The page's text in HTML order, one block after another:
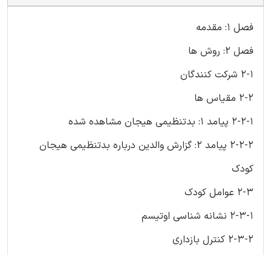
فصل 1: مقدمه
فصل 2: روش ها
2-1 شرکت کنندگان
2-2 مقیاس ها
2-2-1 پیامد 1: بدتنظیمی هیجان مشاهده شده
2-2-2 پیامد 2: گزارش والدین درباره بدتنظیمی هیجان
کودک
2-3 عوامل کودک
2-3-1 نشانه شناسی اوتیسم
2-3-2 کنترل بازداری